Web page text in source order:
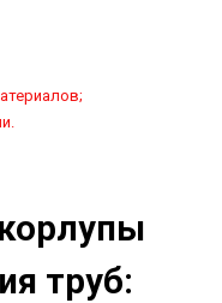
труб: